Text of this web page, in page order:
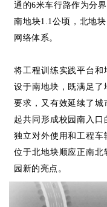
通的6米车行路作为分
南地块1.1公顷，北地
网络体系。
将工程训练实践平台和
设于南地块，既满足
要求，又有效延续了
起共同形成校园南入
独立对外使用和工程
位于北地块顺应正南北
园新的亮点。